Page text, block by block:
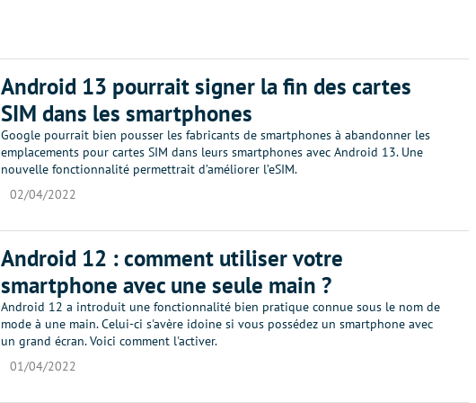
Android 13 pourrait signer la fin des cartes
SIM dans les smartphones
Google pourrait bien pousser les fabricants de smartphones à abandonner les
emplacements pour cartes SIM dans leurs smartphones avec Android 13. Une
nouvelle fonctionnalité permettrait d’améliorer l’eSIM.
02/04/2022
Android 12 : comment utiliser votre
smartphone avec une seule main ?
Android 12 a introduit une fonctionnalité bien pratique connue sous le nom de
mode à une main. Celui-ci s'avère idoine si vous possédez un smartphone avec
un grand écran. Voici comment l'activer.
01/04/2022